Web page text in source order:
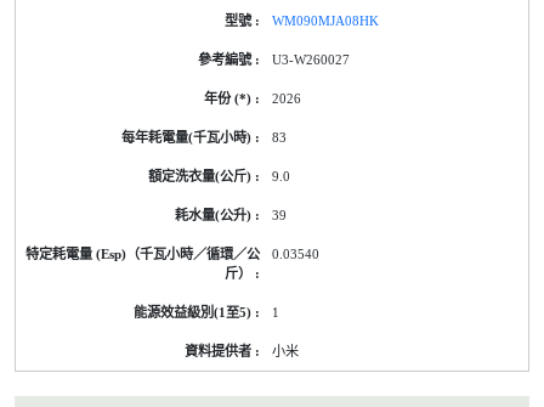
WM090MJA08HK
U3-W260027
2026
83
9.0
39
0.03540
1
小米